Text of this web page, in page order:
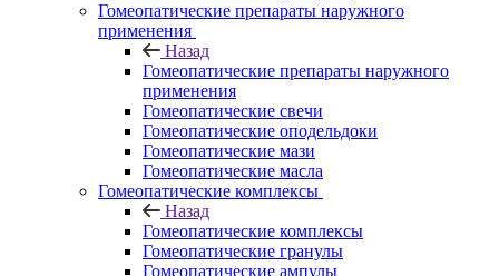
Гомеопатические препараты наружного
применения
Назад
Гомеопатические препараты наружного
применения
Гомеопатические свечи
Гомеопатические оподельдоки
Гомеопатические мази
Гомеопатические масла
Гомеопатические комплексы
Назад
Гомеопатические комплексы
Гомеопатические гранулы
Гомеопатические ампулы